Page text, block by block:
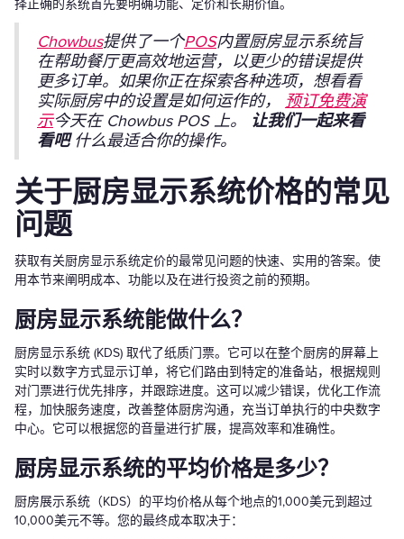
择正确的系统首先要明确功能、定价和长期价值。
Chowbus提供了一个POS内置厨房显示系统旨
在帮助餐厅更高效地运营，以更少的错误提供
更多订单。如果你正在探索各种选项，想看看
实际厨房中的设置是如何运作的， 预订免费演
示今天在 Chowbus POS 上。 让我们一起来看
看吧什么最适合你的操作。
关于厨房显示系统价格的常见
问题
获取有关厨房显示系统定价的最常见问题的快速、实用的答案。使
用本节来阐明成本、功能以及在进行投资之前的预期。
厨房显示系统能做什么？
厨房显示系统 (KDS) 取代了纸质门票。它可以在整个厨房的屏幕上
实时以数字方式显示订单，将它们路由到特定的准备站，根据规则
对门票进行优先排序，并跟踪进度。这可以减少错误，优化工作流
程，加快服务速度，改善整体厨房沟通，充当订单执行的中央数字
中心。它可以根据您的音量进行扩展，提高效率和准确性。
厨房显示系统的平均价格是多少？
厨房展示系统（KDS）的平均价格从每个地点的1,000美元到超过
10,000美元不等。您的最终成本取决于：